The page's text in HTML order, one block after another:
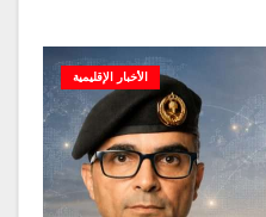
الأخبار الإقليمية